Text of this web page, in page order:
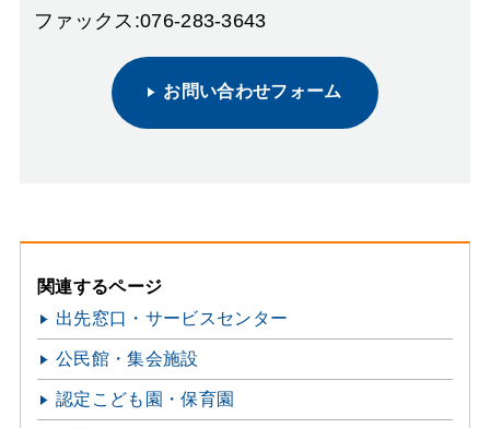
ファックス:076-283-3643
お問い合わせフォーム
関連するページ
出先窓口・サービスセンター
公民館・集会施設
認定こども園・保育園